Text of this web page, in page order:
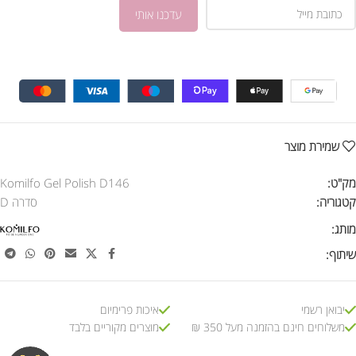
שמירת מוצר
מק"ט:
Komilfo Gel Polish D146
קטגוריה:
סדרה D
מותג:
שיתוף:
יבואן רשמי
משלוחים חינם בהזמנה מעל 350 ₪
איכות פרימיום
מוצרים מקוריים בלבד